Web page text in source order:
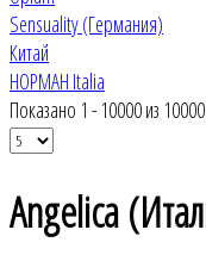
Sensuality (Германия)
Китай
НОРМАН Italia
Показано 1 - 10000 из 10000
Angelica